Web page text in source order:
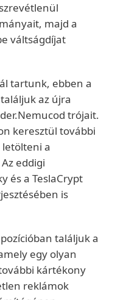
majd a
váltságdíjat
tartunk, ebben a
az újra
trójait.
keresztül további
a
eddigi
és a TeslaCrypt
is
találjuk a
egy olyan
kártékony
reklámok